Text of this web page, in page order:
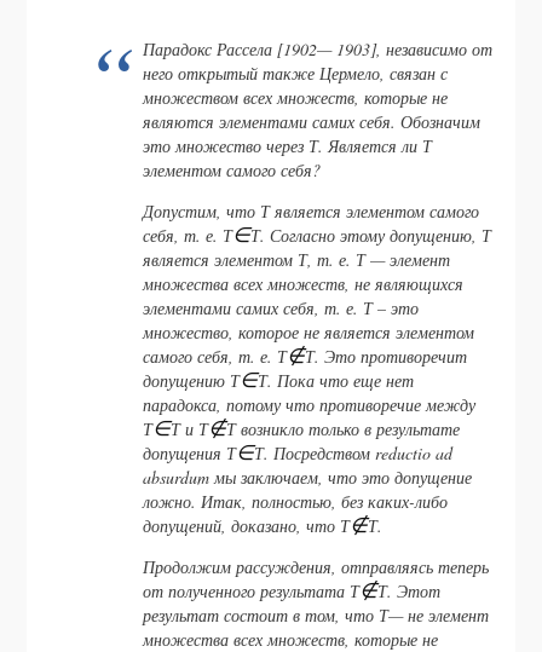
Парадокс Рассела [1902— 1903], независимо от
него открытый также Цермело, связан с
множеством всех множеств, которые не
являются элементами самих себя. Обозначим
это множество через Т. Является ли Т
элементом самого себя?
Допустим, что Т является элементом самого
себя, т. е. Т∈Т. Согласно этому допущению, Т
является элементом Т, т. е. Т — элемент
множества всех множеств, не являющихся
элементами самих себя, т. е. Т – это
множество, которое не является элементом
самого себя, т. е. Т∉Т. Это противоречит
допущению Т∈Т. Пока что еще нет
парадокса, потому что противоречие между
Т∈Т и Т∉Т возникло только в результате
допущения Т∈Т. Посредством reductio ad
absurdum мы заключаем, что это допущение
ложно. Итак, полностью, без каких-либо
допущений, доказано, что Т∉Т.
Продолжим рассуждения, отправляясь теперь
от полученного результата Т∉Т. Этот
результат состоит в том, что Т— не элемент
множества всех множеств, которые не